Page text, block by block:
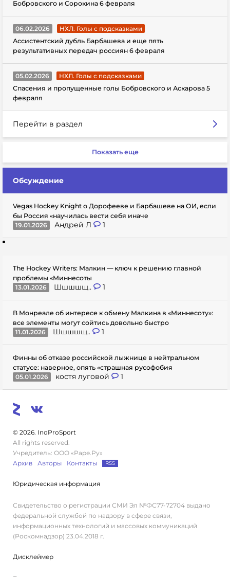
Бобровского и Сорокина 6 февраля
06.02.2026
НХЛ. Голы с подсказками
Ассистентский дубль Барбашева и еще пять
результативных передач россиян 6 февраля
05.02.2026
НХЛ. Голы с подсказками
Спасения и пропущенные голы Бобровского и Аскарова 5
февраля
Перейти в раздел
Показать еще
Обсуждение
Vegas Hockey Knight о Дорофееве и Барбашеве на ОИ, если
бы Россия «научилась вести себя иначе
19.01.2026
Андрей Л 1
The Hockey Writers: Малкин — ключ к решению главной
проблемы «Миннесоты
13.01.2026
Шшшшщ.. 1
В Монреале об интересе к обмену Малкина в «Миннесоту»:
все элементы могут сойтись довольно быстро
11.01.2026
Шшшшщ.. 1
Финны об отказе российской лыжнице в нейтральном
статусе: наверное, опять «страшная русофобия
05.01.2026
костя луговой 1
© 2026. InoProSport
All rights reserved.
Учредитель: ООО «Раре.Ру»
Архив
Авторы Контакты RSS
Юридическая информация
Свидетельство о регистрации СМИ Эл №ФС77-72704 выдано
федеральной службой по надзору в сфере связи,
информационных технологий и массовых коммуникаций
(Роскомнадзор) 23.04.2018 г.
Дисклеймер